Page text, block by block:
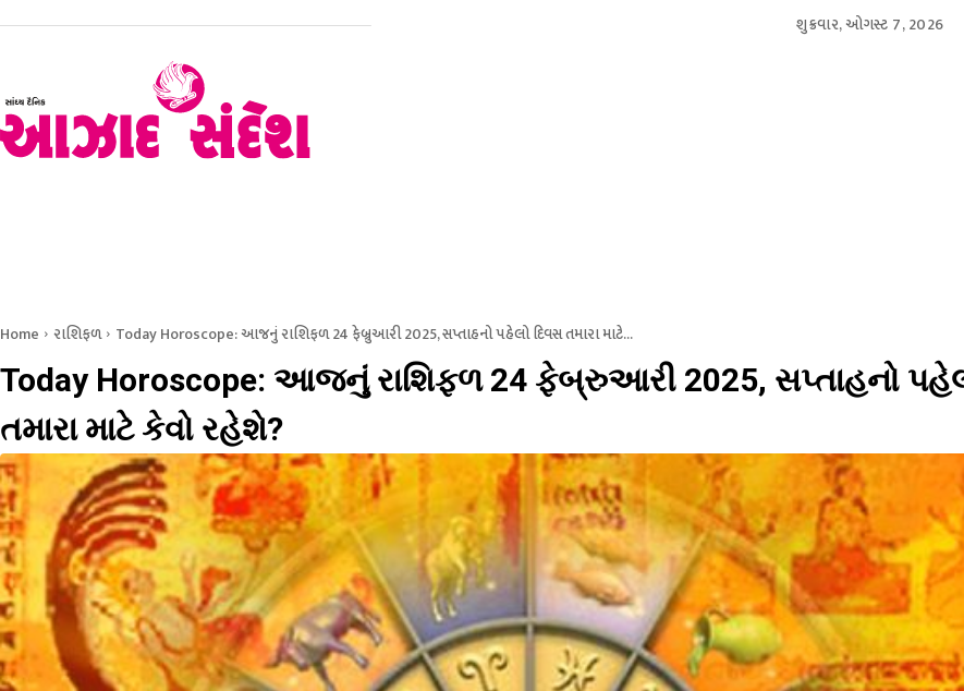
શુક્રવાર, ઓગસ્ટ 7, 2026
Home રાશિફળ Today Horoscope: આજનું રાશિફળ 24 ફેબ્રુઆરી 2025, સપ્તાહનો પહેલો દિવસ તમારા માટે...
Today Horoscope: આજનું રાશિફળ 24 ફેબ્રુઆરી 2025, સપ્તાહનો
તમારા માટે કેવો રહેશે?